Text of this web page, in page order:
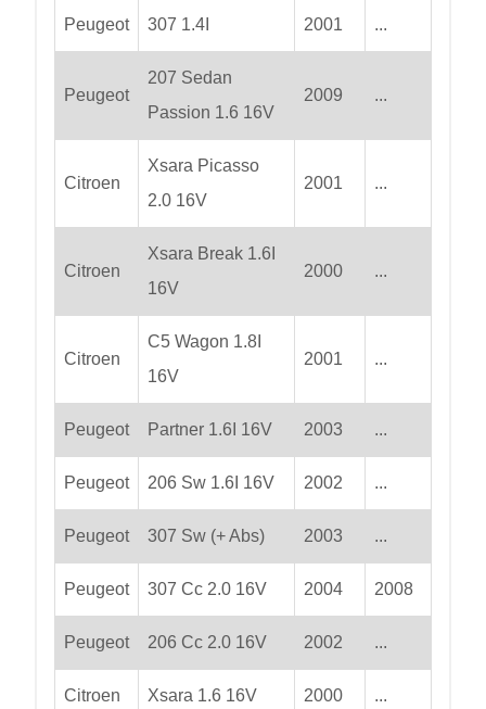
Peugeot 307 1.4I 2001 ...
Peugeot
207 Sedan
Passion 1.6 16V
2009 ...
Citroen
Xsara Picasso
2.0 16V
2001 ...
Citroen
Xsara Break 1.6I
16V
2000 ...
Citroen
C5 Wagon 1.8I
16V
2001 ...
Peugeot Partner 1.6I 16V 2003 ...
Peugeot 206 Sw 1.6I 16V 2002 ...
Peugeot 307 Sw (+ Abs) 2003 ...
Peugeot 307 Cc 2.0 16V 2004 2008
Peugeot 206 Cc 2.0 16V 2002 ...
Citroen Xsara 1.6 16V 2000 ...